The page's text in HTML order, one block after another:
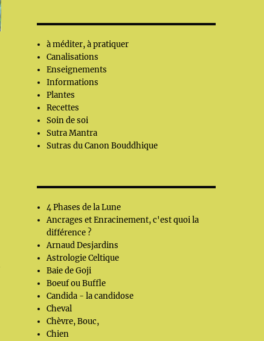
à méditer, à pratiquer
Canalisations
Enseignements
Informations
Plantes
Recettes
Soin de soi
Sutra Mantra
Sutras du Canon Bouddhique
4 Phases de la Lune
Ancrages et Enracinement, c'est quoi la
différence ?
Arnaud Desjardins
Astrologie Celtique
Baie de Goji
Boeuf ou Buffle
Candida - la candidose
Cheval
Chèvre, Bouc,
Chien